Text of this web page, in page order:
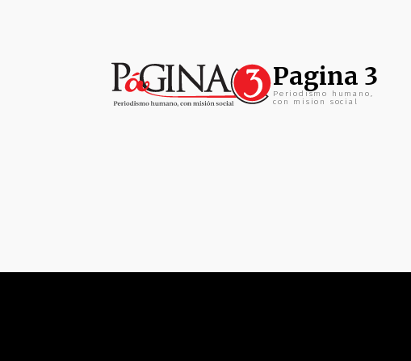
Pagina 3
Periodismo humano,
con mision social